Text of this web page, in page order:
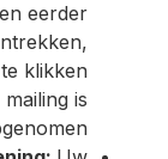
eerder
klikken
is